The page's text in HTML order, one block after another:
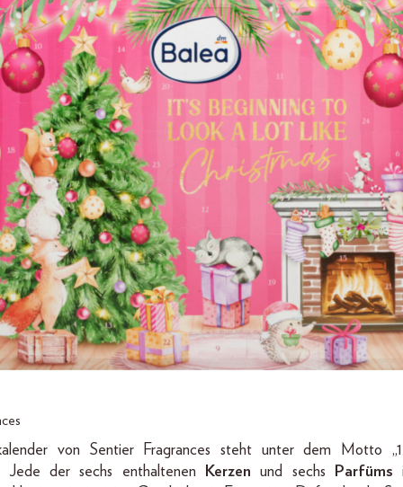
von Sentier Fragrances steht unter dem Motto
Jede der sechs enthaltenen
Kerzenund sechs Parfüms